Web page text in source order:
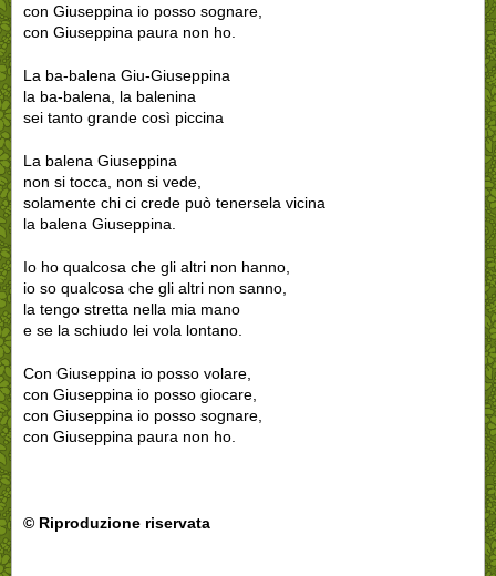
con Giuseppina io posso sognare,
con Giuseppina paura non ho.
La ba-balena Giu-Giuseppina
la ba-balena, la balenina
sei tanto grande così piccina
La balena Giuseppina
non si tocca, non si vede,
solamente chi ci crede può tenersela vicina
la balena Giuseppina.
Io ho qualcosa che gli altri non hanno,
io so qualcosa che gli altri non sanno,
la tengo stretta nella mia mano
e se la schiudo lei vola lontano.
Con Giuseppina io posso volare,
con Giuseppina io posso giocare,
con Giuseppina io posso sognare,
con Giuseppina paura non ho.
© Riproduzione riservata